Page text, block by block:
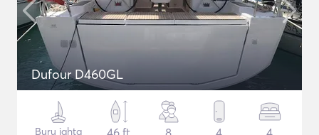
Dufour D460GL
Buru jahta
46 ft
8 4 4